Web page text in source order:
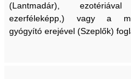
(Lantmadár),
ezerféleképp,) vagy a
gyógyító erejével (Szeplők)